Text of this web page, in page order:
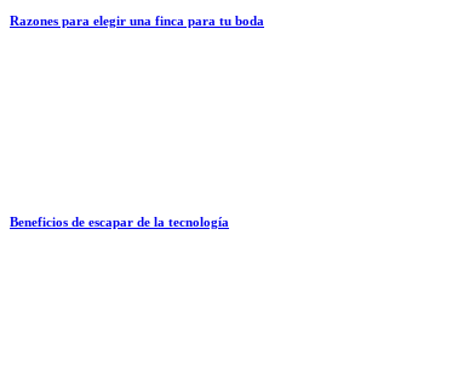
Razones para elegir una finca para tu boda
Beneficios de escapar de la tecnología